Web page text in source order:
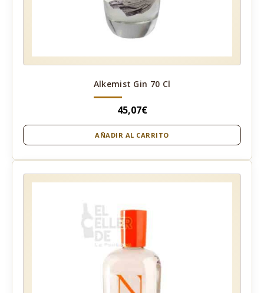
Alkemist Gin 70 Cl
45,07€
AÑADIR AL CARRITO